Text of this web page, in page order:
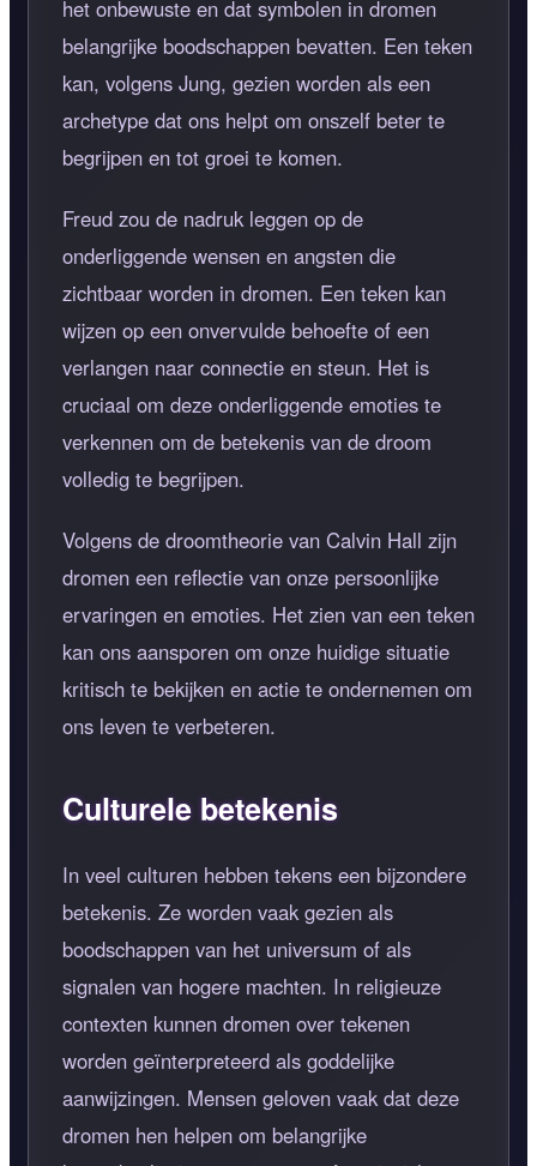
het onbewuste en dat symbolen in dromen
belangrijke boodschappen bevatten. Een teken
kan, volgens Jung, gezien worden als een
archetype dat ons helpt om onszelf beter te
begrijpen en tot groei te komen.
Freud zou de nadruk leggen op de
onderliggende wensen en angsten die
zichtbaar worden in dromen. Een teken kan
wijzen op een onvervulde behoefte of een
verlangen naar connectie en steun. Het is
cruciaal om deze onderliggende emoties te
verkennen om de betekenis van de droom
volledig te begrijpen.
Volgens de droomtheorie van Calvin Hall zijn
dromen een reflectie van onze persoonlijke
ervaringen en emoties. Het zien van een teken
kan ons aansporen om onze huidige situatie
kritisch te bekijken en actie te ondernemen om
ons leven te verbeteren.
Culturele betekenis
In veel culturen hebben tekens een bijzondere
betekenis. Ze worden vaak gezien als
boodschappen van het universum of als
signalen van hogere machten. In religieuze
contexten kunnen dromen over tekenen
worden geïnterpreteerd als goddelijke
aanwijzingen. Mensen geloven vaak dat deze
dromen hen helpen om belangrijke